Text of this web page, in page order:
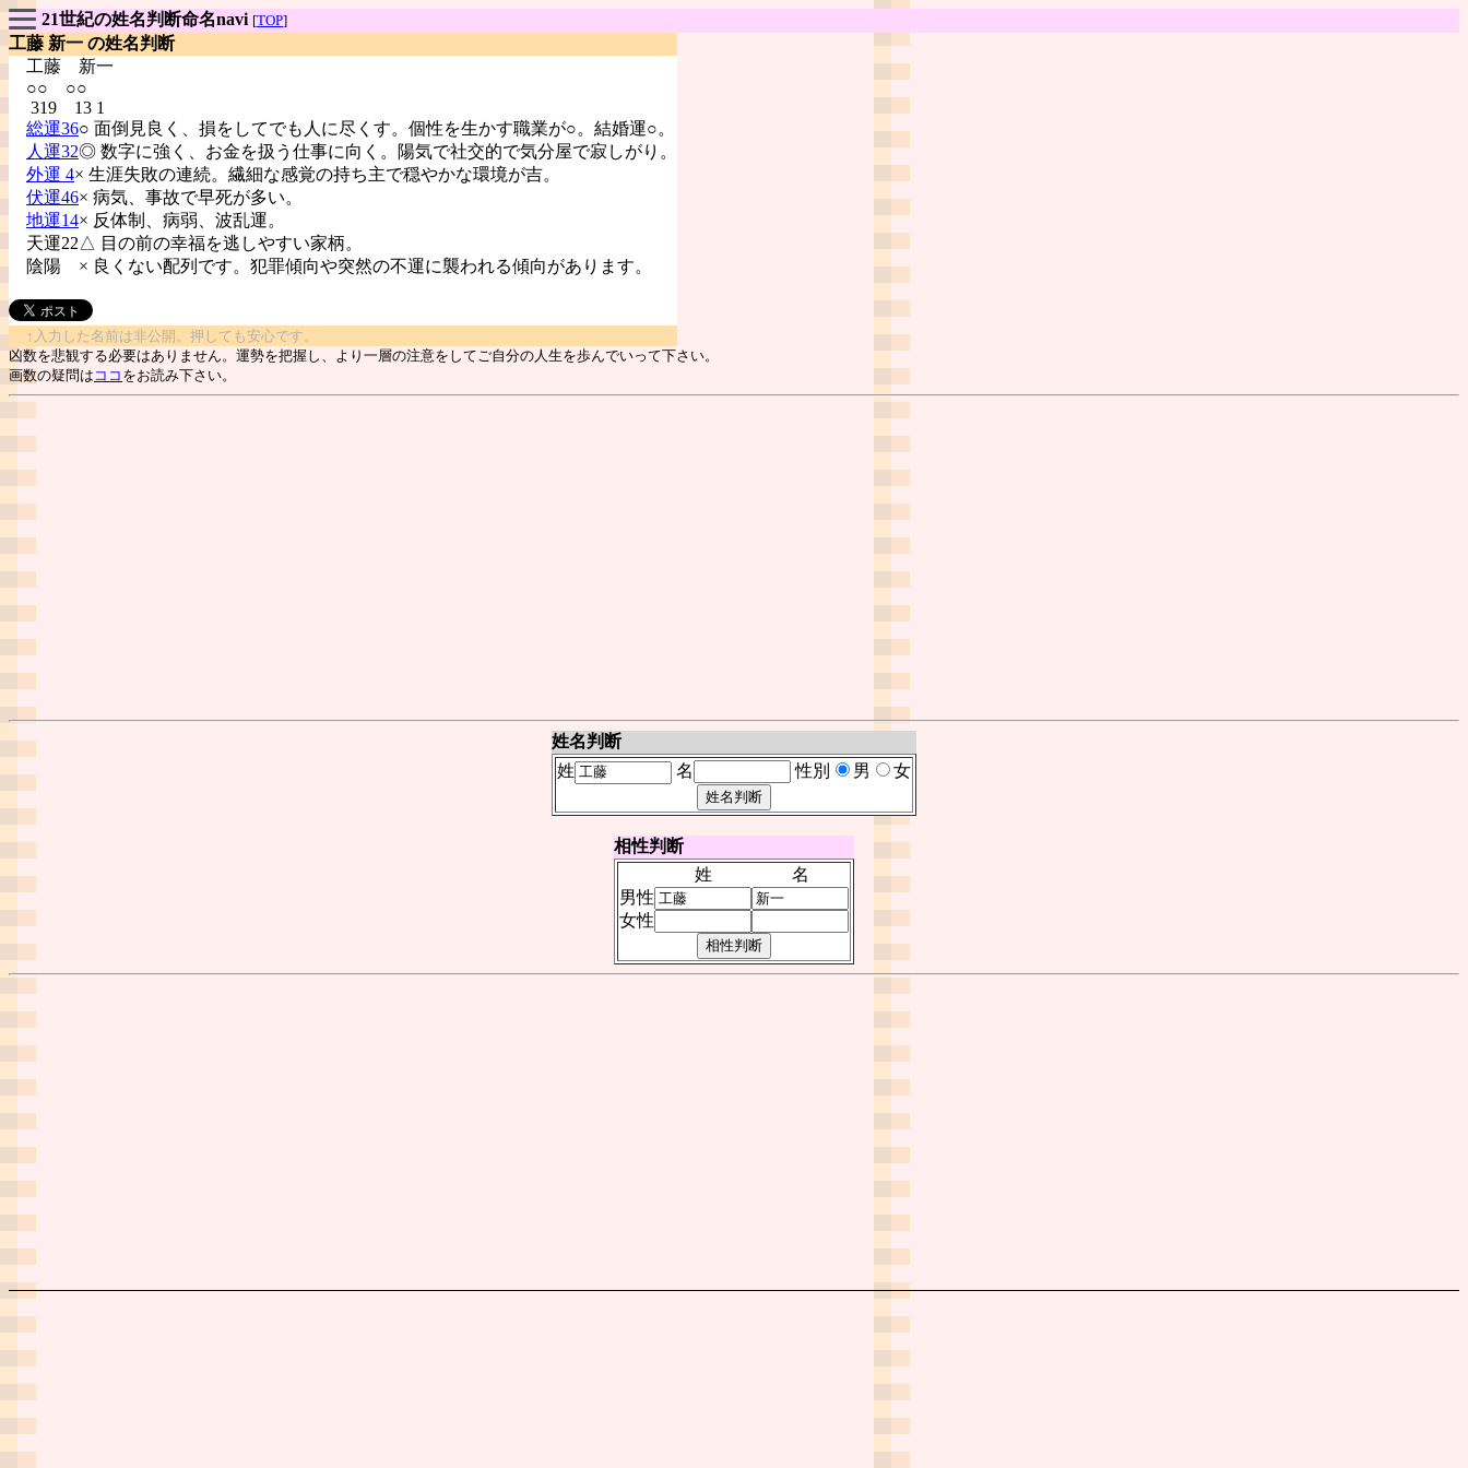
21世紀の姓名判断命名navi [TOP]
工藤 新一 の姓名判断
工藤 新一
○○ ○○
319 13 1
総運36○ 面倒見良く、損をしてでも人に尽くす。個性を生かす職業が○。結婚運○。
人運32◎ 数字に強く、お金を扱う仕事に向く。陽気で社交的で気分屋で寂しがり。
外運 4× 生涯失敗の連続。繊細な感覚の持ち主で穏やかな環境が吉。
伏運46× 病気、事故で早死が多い。
地運14× 反体制、病弱、波乱運。
天運22△ 目の前の幸福を逃しやすい家柄。
陰陽 × 良くない配列です。犯罪傾向や突然の不運に襲われる傾向があります。
↑入力した名前は非公開。押しても安心です。
凶数を悲観する必要はありません。運勢を把握し、より一層の注意をしてご自分の人生を歩んでいって下さい。
画数の疑問は ココ をお読み下さい。
姓名判断
姓
名 性別 男 女
相性判断
姓
名
男性
女性